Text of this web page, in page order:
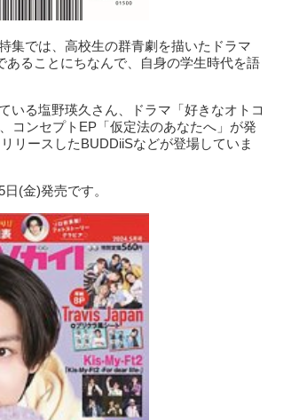
集では、高校生の群青劇を描いたドラマ
あることにちなんで、自身の学生時代を語
いる塩野瑛久さん、ドラマ「好きなオトコ
コンセプトEP「仮定法のあなたへ」が発
リースしたBUDDiiSなどが登場していま
(金)発売です。